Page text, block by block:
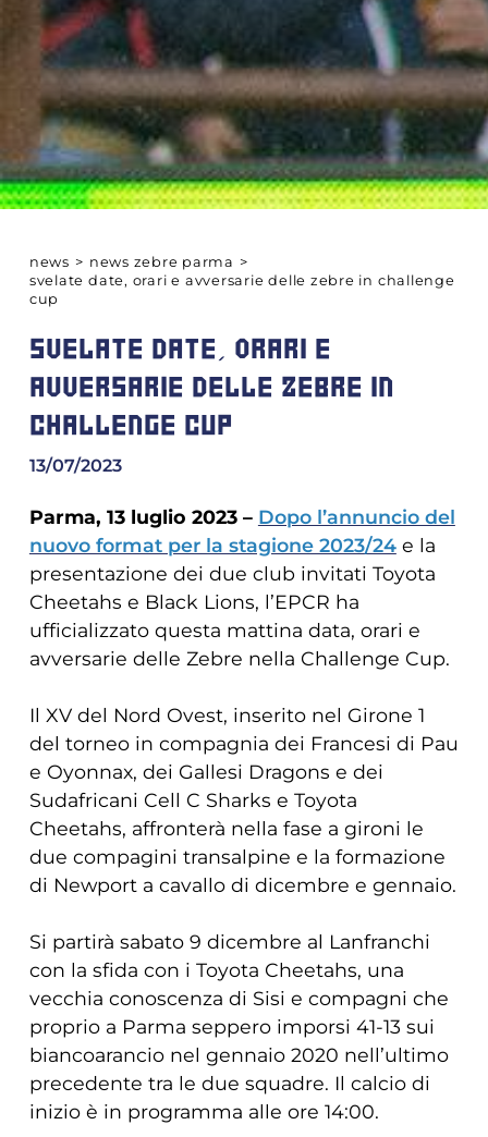
news > news zebre parma >
svelate date, orari e avversarie delle zebre in challenge
cup
SVELATE DATE, ORARI E
AVVERSARIE DELLE ZEBRE IN
CHALLENGE CUP
13/07/2023
Parma, 13 luglio 2023 – Dopo l’annuncio del
nuovo format per la stagione 2023/24e la
presentazione dei due club invitati Toyota
Cheetahs e Black Lions, l’EPCR ha
ufficializzato questa mattina data, orari e
avversarie delle Zebre nella Challenge Cup.
Il XV del Nord Ovest, inserito nel Girone 1
del torneo in compagnia dei Francesi di Pau
e Oyonnax, dei Gallesi Dragons e dei
Sudafricani Cell C Sharks e Toyota
Cheetahs, affronterà nella fase a gironi le
due compagini transalpine e la formazione
di Newport a cavallo di dicembre e gennaio.
Si partirà sabato 9 dicembre al Lanfranchi
con la sfida con i Toyota Cheetahs, una
vecchia conoscenza di Sisi e compagni che
proprio a Parma seppero imporsi 41-13 sui
biancoarancio nel gennaio 2020 nell’ultimo
precedente tra le due squadre. Il calcio di
inizio è in programma alle ore 14:00.